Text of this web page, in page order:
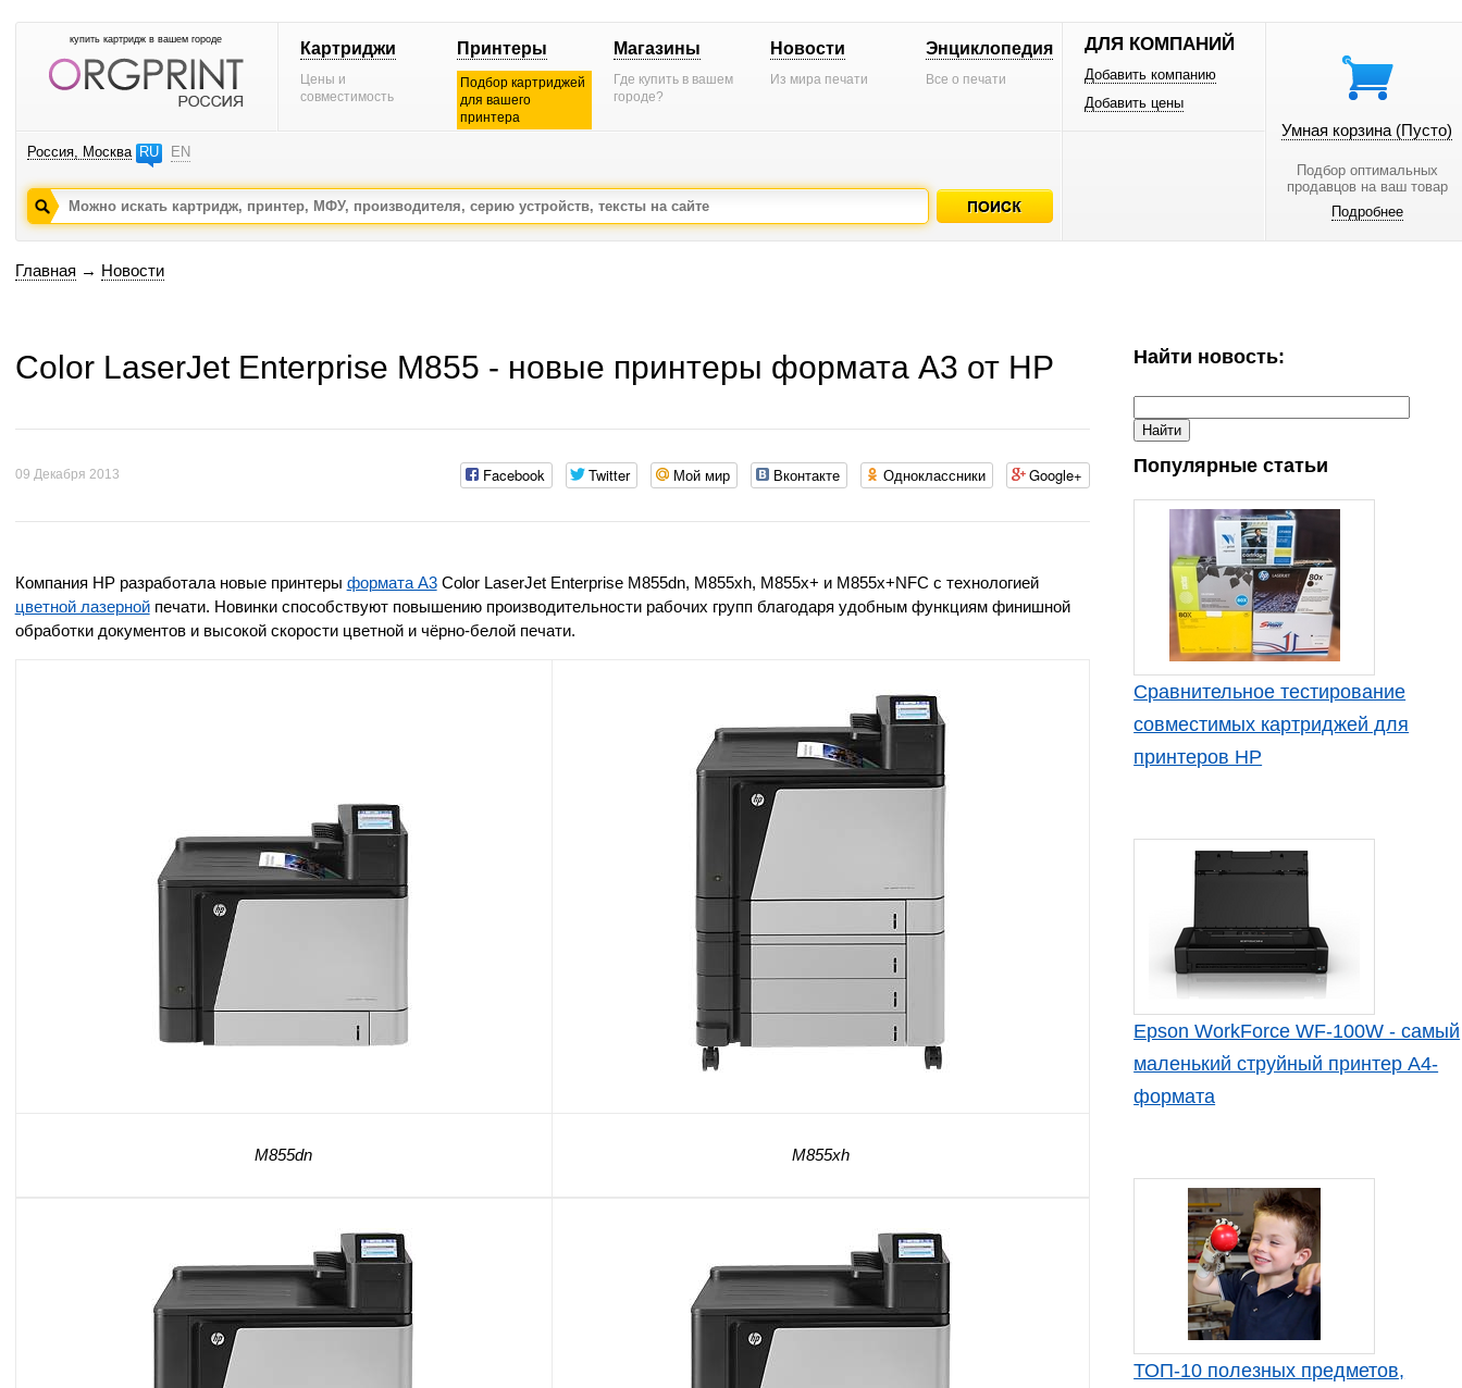
купить картридж в вашем городе Картриджи
Цены и
совместимость
Принтеры
Подбор картриджей
для вашего
принтера
Магазины
Где купить в вашем
городе?
Новости
Из мира печати
Энциклопедия
Все о печати
Россия, Москва RU EN
ДЛЯ КОМПАНИЙ
Добавить компанию
Добавить цены
Умная корзина (Пусто)
Подбор оптимальных
продавцов на ваш товар
Подробнее
Главная → Новости
Color LaserJet Enterprise M855 - новые принтеры формата А3 от HP
09 Декабря 2013 Facebook Twitter Мой мир Вконтакте Одноклассники Google+
Компания HP разработала новые принтеры формата А3Color LaserJet Enterprise M855dn, M855xh, M855x+ и M855x+NFC с технологией
цветной лазернойпечати. Новинки способствуют повышению производительности рабочих групп благодаря удобным функциям финишной
обработки документов и высокой скорости цветной и чёрно-белой печати.
M855dn M855xh
Найти новость:
Популярные статьи
Сравнительное тестирование
совместимых картриджей для
принтеров HP
Epson WorkForce WF-100W - самый
маленький струйный принтер А4-
формата
ТОП-10 полезных предметов,